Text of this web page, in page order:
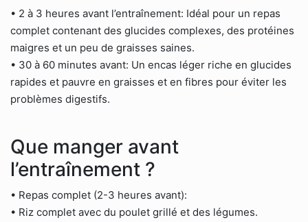
• 2 à 3 heures avant l’entraînement: Idéal pour un repas
complet contenant des glucides complexes, des protéines
maigres et un peu de graisses saines.
• 30 à 60 minutes avant: Un encas léger riche en glucides
rapides et pauvre en graisses et en fibres pour éviter les
problèmes digestifs.
Que manger avant
l’entraînement ?
• Repas complet (2-3 heures avant):
• Riz complet avec du poulet grillé et des légumes.